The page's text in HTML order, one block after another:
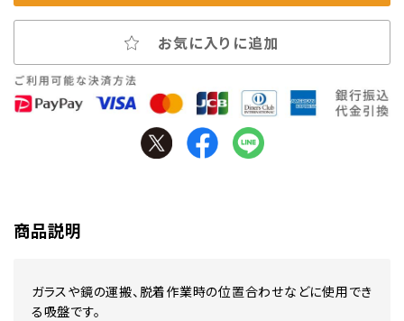
お気に入りに追加
商品説明
ガラスや鏡の運搬、脱着作業時の位置合わせなどに使用でき
る吸盤です。